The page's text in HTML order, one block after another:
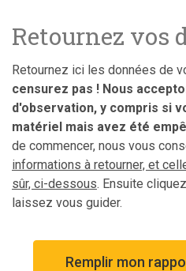
Retournez vos
Retournez ici les données de
censurez pas ! Nous
d'observation, y compris si
matériel mais avez été
de commencer, nous vous
informations à retourner, et
sûr, ci-dessous. Ensuite
laissez vous guider.
Remplir mon